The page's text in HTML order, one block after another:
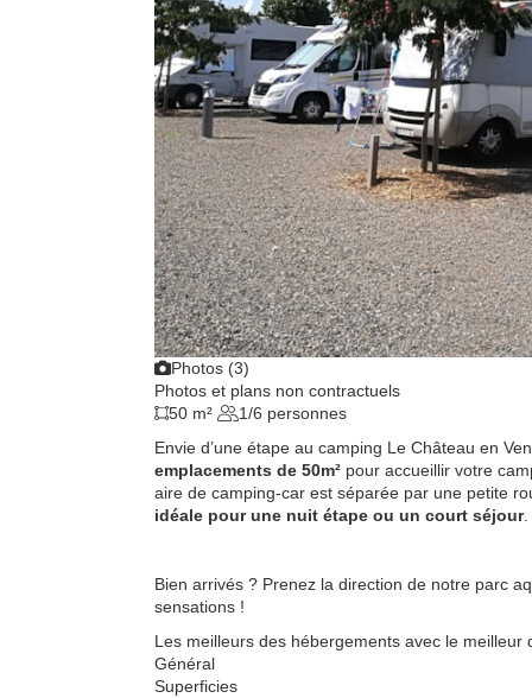
Photos (3)
Photos et plans non contractuels
50 m²
1/6 personnes
Envie d’une étape au camping Le Château en
emplacements de 50m² pour accueillir votre
aire de camping-car est séparée par une petite
idéale pour une nuit étape ou un court séjour.
Bien arrivés ? Prenez la direction de notre parc
sensations !
Les meilleurs des hébergements avec le meilleur
Général
Superficies